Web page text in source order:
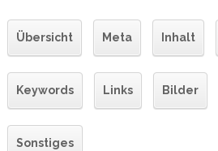
Übersicht Meta Inhalt
Keywords Links Bilder
Sonstiges